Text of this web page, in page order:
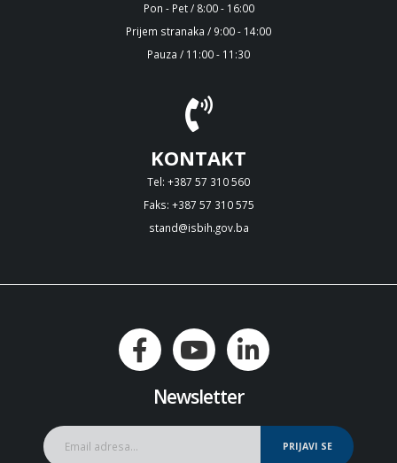
Pon - Pet / 8:00 - 16:00
Prijem stranaka / 9:00 - 14:00
Pauza / 11:00 - 11:30
KONTAKT
Tel: +387 57 310 560
Faks: +387 57 310 575
stand@isbih.gov.ba
Newsletter
PRIJAVI SE